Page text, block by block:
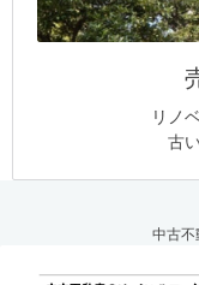
リノ
古
中古不